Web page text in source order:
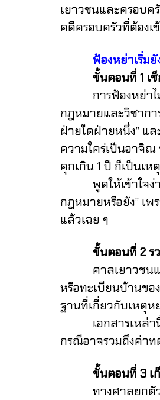
เยาวชนและครอบค
คดีครอบครัวที่ต้องเ
ฟ้องหย่าเริ่มยัง
ขั้นตอนที่ 1 เ
การฟ้องหย่าไม่ใ
กฎหมายและวิชากา
ฝ่ายใดฝ่ายหนึ่ง” แ
ความใคร่เป็นอาจิณ
คุกเกิน 1 ปี ก็เป็นเ
พูดให้เข้าใจง่าย
กฎหมายหรือยัง” เพ
แล้วเฉย ๆ
ขั้นตอนที่ 2 รวบ
ศาลเยาวชนและ
หรือทะเบียนบ้านข
ฐานที่เกี่ยวกับเหตุ
เอกสารเหล่านี้ส
กรณีอาจรวมถึงค่า
ขั้นตอนที่ 3 เก็บ
ทางศาลยกตัวอย่